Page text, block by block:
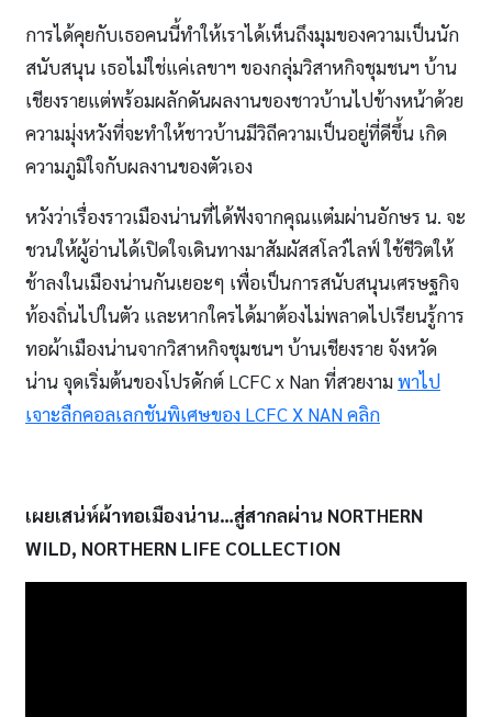
การได้คุยกับเธอคนนี้ทำให้เราได้เห็นถึงมุมของความเป็นนัก
สนับสนุน เธอไม่ใช่แค่เลขาฯ ของกลุ่มวิสาหกิจชุมชนฯ บ้าน
เชียงรายแต่พร้อมผลักดันผลงานของชาวบ้านไปข้างหน้าด้วย
ความมุ่งหวังที่จะทำให้ชาวบ้านมีวิถีความเป็นอยู่ที่ดีขึ้น เกิด
ความภูมิใจกับผลงานของตัวเอง
หวังว่าเรื่องราวเมืองน่านที่ได้ฟังจากคุณแต๋มผ่านอักษร น. จะ
ชวนให้ผู้อ่านได้เปิดใจเดินทางมาสัมผัสสโลว์ไลฟ์ ใช้ชีวิตให้
ช้าลงในเมืองน่านกันเยอะๆ เพื่อเป็นการสนับสนุนเศรษฐกิจ
ท้องถิ่นไปในตัว และหากใครได้มาต้องไม่พลาดไปเรียนรู้การ
ทอผ้าเมืองน่านจากวิสาหกิจชุมชนฯ บ้านเชียงราย จังหวัด
น่าน จุดเริ่มต้นของโปรดักต์ LCFC x Nan ที่สวยงามพาไป
เจาะลืกคอลเลกชันพิเศษของ LCFC X NAN คลิก
เผยเสน่ห์ผ้าทอเมืองน่าน…สู่สากลผ่าน NORTHERN
WILD, NORTHERN LIFE COLLECTION